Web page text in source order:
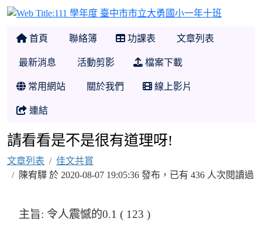
首頁 聯絡簿 功課表 文章列表
最新消息 活動剪影 檔案下載
常用網站 關於我們 線上影片
連結
請看看是不是很有道理呀!
文章列表
佳文共賞
陳宥驊 於 2020-08-07 19:05:36 發布，已有 436 人次閱讀過
主旨: 令人震憾的0.1 ( 123 )